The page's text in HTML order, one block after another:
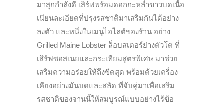
มาสุกกำลังดี เสิร์ฟพร้อมดอกกะหล่ำขาวบดเนื้อ
เนียนละเอียดที่ปรุงรสชาติมาเสริมกันได้อย่าง
ลงตัว และหนึ่งในเมนูไฮไลต์ของร้าน อย่าง
Grilled Maine Lobster ล็อบสเตอร์ย่างตัวโต ที่
เสิร์ฟซอสเนยและกระเทียมสูตรพิเศษ มาช่วย
เสริมความอร่อยให้ถึงขีดสุด พร้อมด้วยเครื่อง
เคียงอย่างมันบดและสลัด ที่จับคู่มาเพื่อเสริม
รสชาติของจานนี้ให้สมบูรณ์แบบอย่างไร้ข้อ